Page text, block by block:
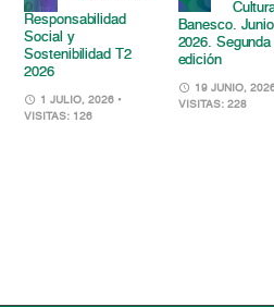
Responsabilidad
Social y
Sostenibilidad T2
2026
1 JULIO, 2026 •
VISITAS: 126
Banesco. Junio
2026. Segunda
edición
19 JUNIO,
VISITAS: 228